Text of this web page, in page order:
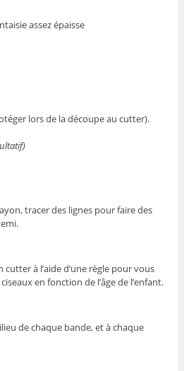
assez épaisse
lors de la découpe au cutter).
tracer des lignes pour faire des
à l’aide d’une règle pour vous
en fonction de l’âge de l’enfant.
de chaque bande, et à chaque